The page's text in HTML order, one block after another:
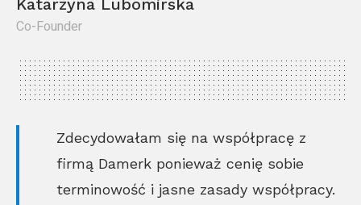
Katarzyna Lubomirska
Co-Founder
Zdecydowałam się na współpracę z
firmą Damerk ponieważ cenię sobie
terminowość i jasne zasady współpracy.